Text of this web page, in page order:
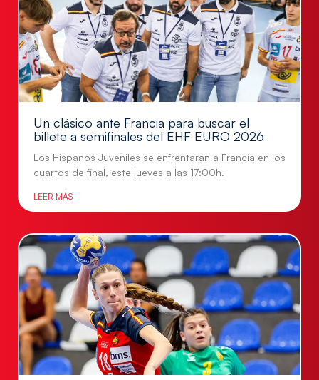
Un clásico ante Francia para buscar el
billete a semifinales del EHF EURO 2026
Los Hispanos Juveniles se enfrentarán a Francia en los
cuartos de final, este jueves a las 17:00h.
LEER MÁS